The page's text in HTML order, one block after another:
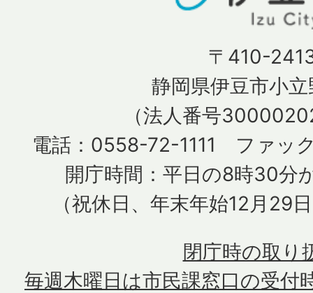
〒410-
静岡県伊豆市小
（法人番号
電話：0558-72-1111 ファッ
開庁時間：平日の8時30分
（祝休日、年末年始12月29
毎週木曜日は市民課窓口の受付
閉庁時の取り